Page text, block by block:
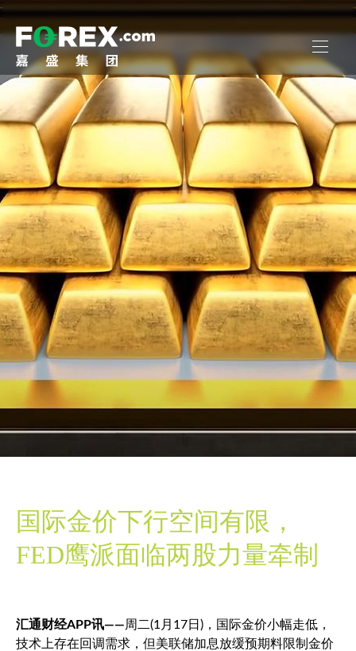
国际金价下行空间有限，
FED鹰派面临两股力量牵制
汇通财经APP讯——周二(1月17日)，国际金价小幅走低，
技术上存在回调需求，但美联储加息放缓预期料限制金价